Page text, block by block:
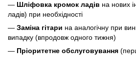
— Шліфовка кромок ладів на нових
ладів) при необхідності
— Заміна гітари на аналогічну при
випадку (впродовж одного тижня)
— Пріоритетне обслуговування